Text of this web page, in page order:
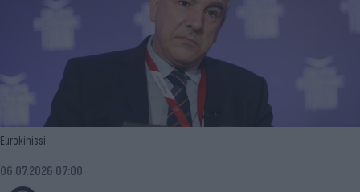
Eurokinissi
06.07.2026 07:00